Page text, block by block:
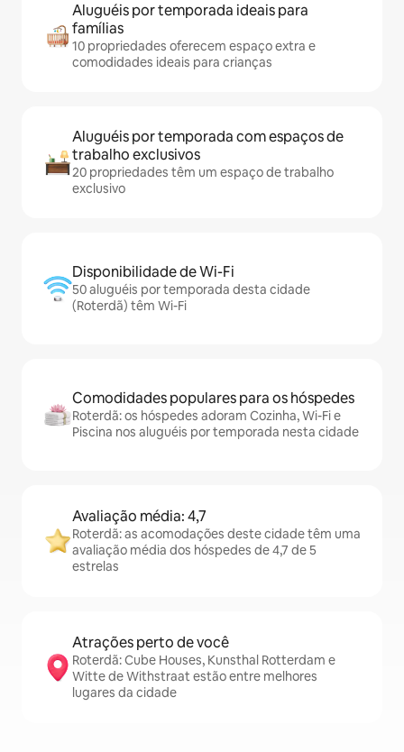
Aluguéis por temporada ideais para
famílias
10 propriedades oferecem espaço extra e
comodidades ideais para crianças
Aluguéis por temporada com espaços de
trabalho exclusivos
20 propriedades têm um espaço de trabalho
exclusivo
Disponibilidade de Wi-Fi
50 aluguéis por temporada desta cidade
(Roterdã) têm Wi-Fi
Comodidades populares para os hóspedes
Roterdã: os hóspedes adoram Cozinha, Wi-Fi e
Piscina nos aluguéis por temporada nesta cidade
Avaliação média: 4,7
Roterdã: as acomodações deste cidade têm uma
avaliação média dos hóspedes de 4,7 de 5
estrelas
Atrações perto de você
Roterdã: Cube Houses, Kunsthal Rotterdam e
Witte de Withstraat estão entre melhores
lugares da cidade